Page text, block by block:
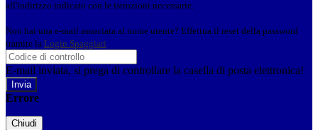
all'indirizzo indicato con le istruzioni necessarie.
Non hai una e-mail associata al nome utente? Effettua il reset della password
tramite la Login Spaggiari
E-mail inviata, si prega di controllare la casella di posta elettronica!
Errore
Chiudi